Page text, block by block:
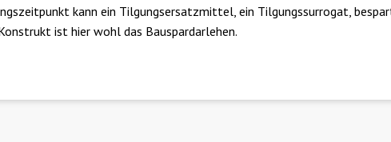
kann ein Tilgungsersatzmittel, ein Tilgungssurrogat,
ist hier wohl das Bauspardarlehen.